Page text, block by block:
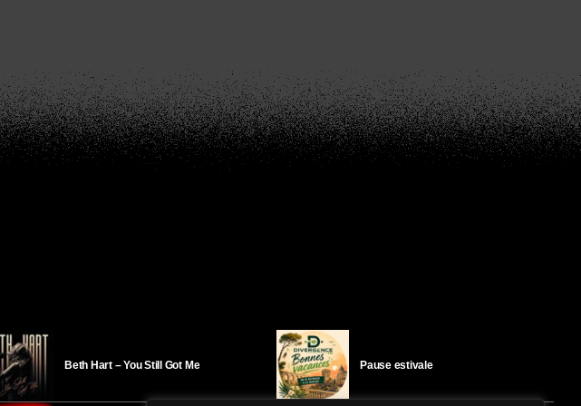
Beth Hart – You Still Got Me Pause estivale